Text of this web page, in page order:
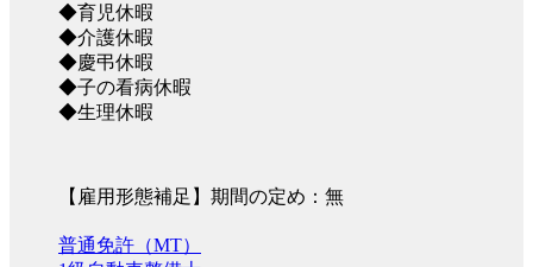
◆育児休暇
◆介護休暇
◆慶弔休暇
◆子の看病休暇
◆生理休暇
【雇用形態補足】期間の定め：無
普通免許（MT）